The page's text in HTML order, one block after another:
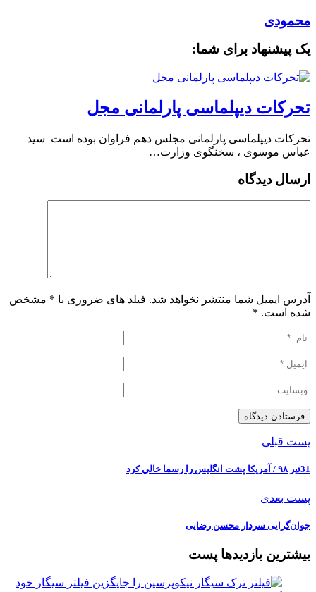
محمودی
یک پیشنهاد برای شما:
تحرکات دیپلماسی پارلمانی مجل
تحرکات دیپلماسی پارلمانی مجلس دهم فراوان بوده است ️ سید
عباس موسوی ، سخنگوی وزارت…
ارسال دیدگاه
آدرس ایمیل شما منتشر نخواهد شد. فیلد های ضروری با * مشخص
شده است. *
پست قبلی
31تیر ۹۸ / آمريكا پشت انگليس را رسما خالي كرد
پست بعدی
جوان‌گرایی سردار محسن رضایی
بیشترین بازدیدها پست